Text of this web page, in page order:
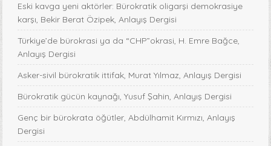
Eski kavga yeni aktörler: Bürokratik oligarşi demokrasiye
karşı, Bekir Berat Özipek, Anlayış Dergisi
Türkiye’de bürokrasi ya da “CHP”okrasi, H. Emre Bağce,
Anlayış Dergisi
Asker-sivil bürokratik ittifak, Murat Yılmaz, Anlayış Dergisi
Bürokratik gücün kaynağı, Yusuf Şahin, Anlayış Dergisi
Genç bir bürokrata öğütler, Abdülhamit Kırmızı, Anlayış
Dergisi